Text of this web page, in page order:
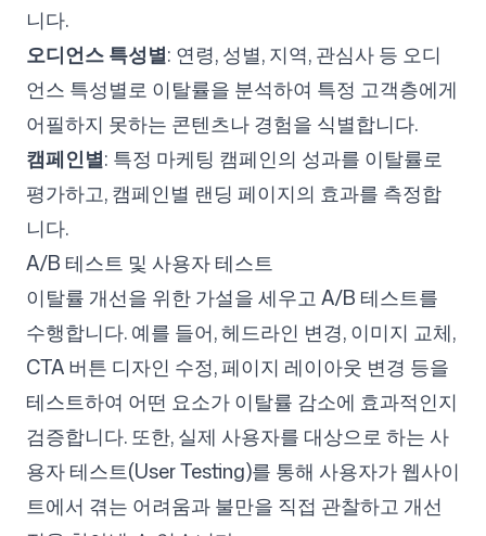
니다.
오디언스 특성별: 연령, 성별, 지역, 관심사 등 오디
언스 특성별로 이탈률을 분석하여 특정 고객층에게
어필하지 못하는 콘텐츠나 경험을 식별합니다.
캠페인별: 특정 마케팅 캠페인의 성과를 이탈률로
평가하고, 캠페인별 랜딩 페이지의 효과를 측정합
니다.
A/B 테스트 및 사용자 테스트
이탈률 개선을 위한 가설을 세우고 A/B 테스트를
수행합니다. 예를 들어, 헤드라인 변경, 이미지 교체,
CTA 버튼 디자인 수정, 페이지 레이아웃 변경 등을
테스트하여 어떤 요소가 이탈률 감소에 효과적인지
검증합니다. 또한, 실제 사용자를 대상으로 하는 사
용자 테스트(User Testing)를 통해 사용자가 웹사이
트에서 겪는 어려움과 불만을 직접 관찰하고 개선